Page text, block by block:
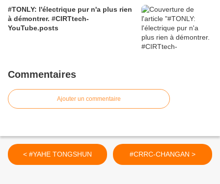
#TONLY: l'électrique pur n'a plus rien
à démontrer. #CIRTtech-
YouTube.posts
Commentaires
Ajouter un commentaire
< #YAHE TONGSHUN #CRRC-CHANGAN >